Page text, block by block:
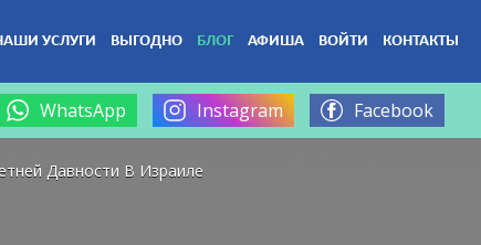
УСЛУГИ ВЫГОДНО БЛОГ АФИША ВОЙТИ КОНТАКТЫ
WhatsApp Instagram Facebook
Давности В Израиле